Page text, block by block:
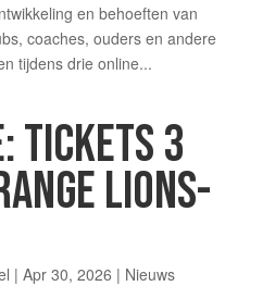
en behoeften van
coaches, ouders en andere
tijdens drie online...
TICKETS 3
LIONS-
| Apr 30, 2026 | Nieuws